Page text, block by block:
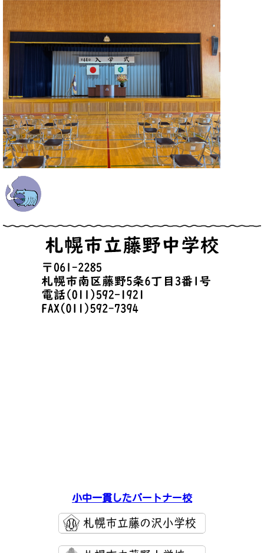
小中一貫したパートナー校